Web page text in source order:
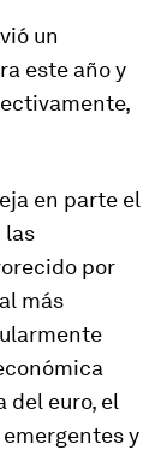
un
este año y
en parte el
las
por
más
del euro, el
y